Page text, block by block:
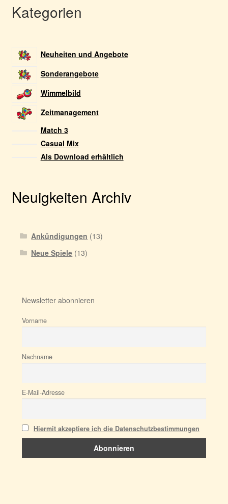
Kategorien
Neuheiten und Angebote
Sonderangebote
Wimmelbild
Zeitmanagement
Match 3
Casual Mix
Als Download erhältlich
Neuigkeiten Archiv
Ankündigungen (13)
Neue Spiele (13)
Newsletter abonnieren
Vorname
Nachname
E-Mail-Adresse
Hiermit akzeptiere ich die Datenschutzbestimmungen